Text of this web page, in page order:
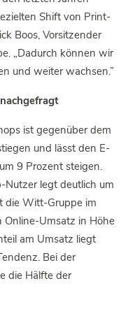
Shift von Print-
Boos, Vorsitzender
„Dadurch können wir
und weiter wachsen.”
ist gegenüber dem
und lässt den E-
9 Prozent steigen.
legt deutlich um
die Witt-Gruppe im
Umsatz in Höhe
am Umsatz liegt
Bei der
die Hälfte der